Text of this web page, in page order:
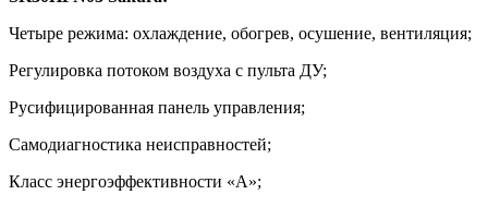
Четыре режима: охлаждение, обогрев, осушение, вентиляция;
Регулировка потоком воздуха с пульта ДУ;
Русифицированная панель управления;
Самодиагностика неисправностей;
Класс энергоэффективности «А»;